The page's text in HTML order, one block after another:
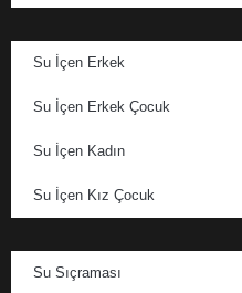
Su İçen Erkek
Su İçen Erkek Çocuk
Su İçen Kadın
Su İçen Kız Çocuk
Su Sıçraması